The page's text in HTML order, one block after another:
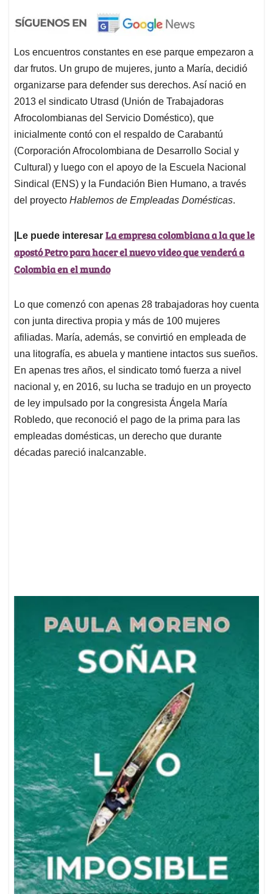
Los encuentros constantes en ese parque empezaron a
dar frutos. Un grupo de mujeres, junto a María, decidió
organizarse para defender sus derechos. Así nació en
2013 el sindicato Utrasd (Unión de Trabajadoras
Afrocolombianas del Servicio Doméstico), que
inicialmente contó con el respaldo de Carabantú
(Corporación Afrocolombiana de Desarrollo Social y
Cultural) y luego con el apoyo de la Escuela Nacional
Sindical (ENS) y la Fundación Bien Humano, a través
del proyecto Hablemos de Empleadas Domésticas.
|Le puede interesar La empresa colombiana a la que le
apostó Petro para hacer el nuevo video que venderá a
Colombia en el mundo
Lo que comenzó con apenas 28 trabajadoras hoy cuenta
con junta directiva propia y más de 100 mujeres
afiliadas. María, además, se convirtió en empleada de
una litografía, es abuela y mantiene intactos sus sueños.
En apenas tres años, el sindicato tomó fuerza a nivel
nacional y, en 2016, su lucha se tradujo en un proyecto
de ley impulsado por la congresista Ángela María
Robledo, que reconoció el pago de la prima para las
empleadas domésticas, un derecho que durante
décadas pareció inalcanzable.